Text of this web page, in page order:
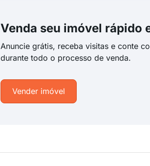
Venda seu imóvel rápido
Anuncie grátis, receba visitas e conte
durante todo o processo de venda.
Vender imóvel